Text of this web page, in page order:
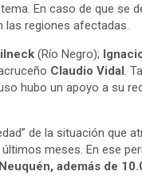
En caso de que se
las regiones afectadas.
(Río Negro);
Claudio Vidal.
hubo un apoyo a su
de la situación que
meses. En ese
además de